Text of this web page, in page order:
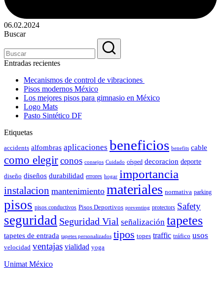
06.02.2024
Buscar
Entradas recientes
Mecanismos de control de vibraciones
Pisos modernos México
Los mejores pisos para gimnasio en México
Logo Mats
Pasto Sintético DF
Etiquetas
accidents alfombras aplicaciones beneficios benefits cable
como elegirconos consejos Cuidado césped decoracion deporte
diseño diseños durabilidad errores hogar importancia
instalacion mantenimiento materiales normativa parking
pisos pisos conductivos Pisos Deportivos preventing protectors Safety
seguridad Seguridad Vial señalización tapetes
tapetes de entrada tapetes personalizados tipos topes traffic tráfico usos
velocidad ventajas vialidad yoga
Unimat México